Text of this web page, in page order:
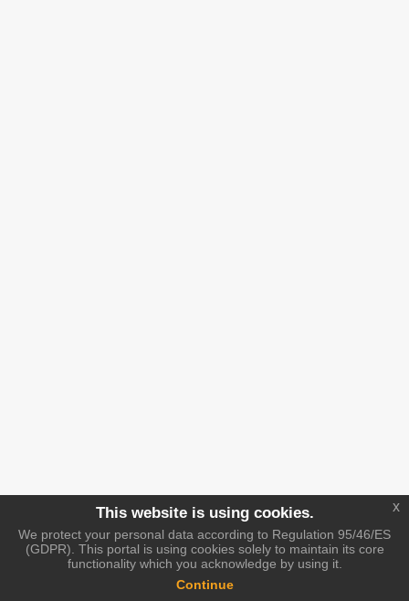
This website is using cookies.
We protect your personal data according to Regulation 95/46/ES
(GDPR). This portal is using cookies solely to maintain its core
functionality which you acknowledge by using it.
Continue
x